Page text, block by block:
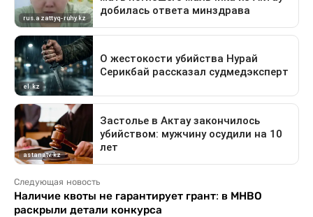
Следующая новость
Наличие квоты не гарантирует грант: в МНВО
раскрыли детали конкурса